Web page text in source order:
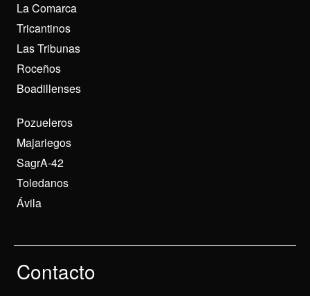
La Comarca
Tricantinos
Las Tribunas
Roceños
Boadillenses
Pozueleros
Majariegos
SagrA-42
Toledanos
Ávila
Contacto